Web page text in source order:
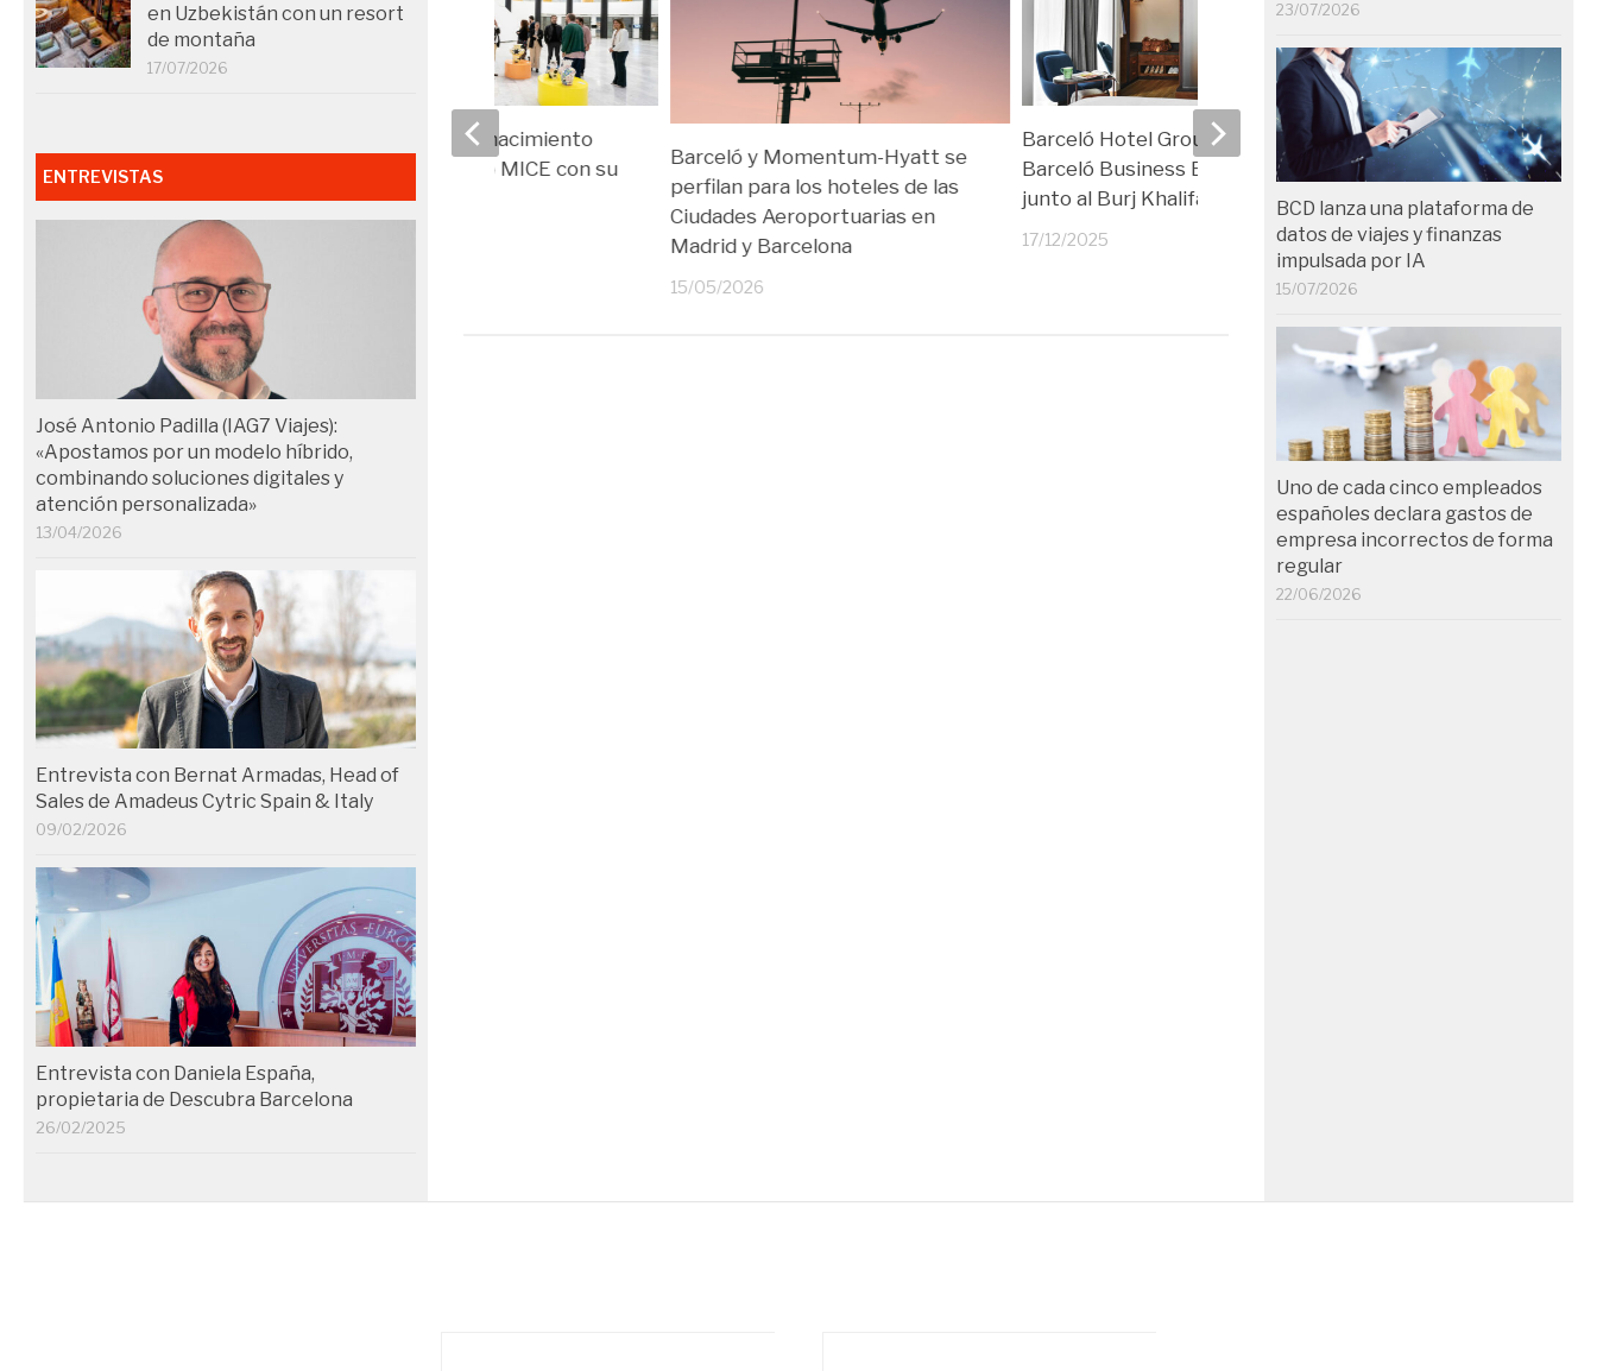
Barceló y Momentum-Hyatt se
perfilan para los hoteles de las
Ciudades Aeroportuarias en
Madrid y Barcelona
15/05/2026
Barceló Hotel Group abre
Barceló Business Bay Dubái
junto al Burj Khalifa
17/12/2025
Barceló refuerza su
México con dos
urbanos
03/12/2025
Barceló Sevilla Renacimiento
impulsa el turismo MICE con su
proyecto Art Hub
en Uzbekistán con un resort
de montaña
17/07/2026
ENTREVISTAS
José Antonio Padilla (IAG7 Viajes):
«Apostamos por un modelo híbrido,
combinando soluciones digitales y
atención personalizada»
13/04/2026
Entrevista con Bernat Armadas, Head of
Sales de Amadeus Cytric Spain & Italy
09/02/2026
Entrevista con Daniela España,
propietaria de Descubra Barcelona
26/02/2025
23/07/2026
BCD lanza una plataforma de
datos de viajes y finanzas
impulsada por IA
15/07/2026
Uno de cada cinco empleados
españoles declara gastos de
empresa incorrectos de forma
regular
22/06/2026